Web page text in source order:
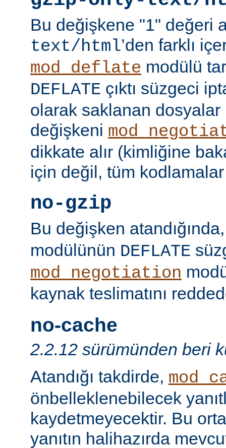
Bu değişkene "1" değeri
text/html’den farklı
mod_deflate modülü
DEFLATE çıktı süzgeci
olarak saklanan dosyalar
değişkeni
dikkate alır (kimliğine
için değil, tüm
no-gzip
Bu değişken
modülünün DEFLATE
mod_negotiation
kaynak teslimatını
no-cache
2.2.12 sürümünden beri
Atandığı takdirde,
önbelleklenebilecek
kaydetmeyecektir. Bu
yanıtın halihazırda